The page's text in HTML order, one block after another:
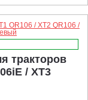
тракторов
/ XT3